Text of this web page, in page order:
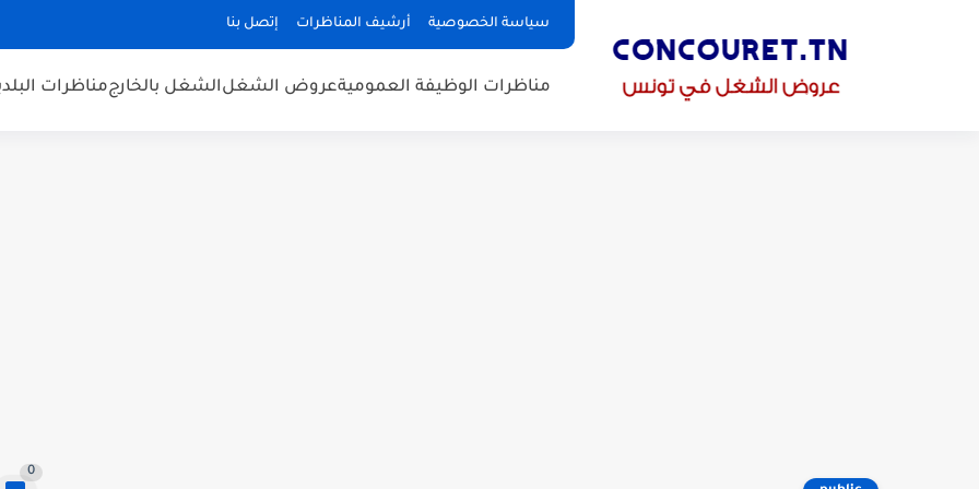
سياسة الخصوصية أرشيف المناظرات إتصل بنا
مناظرات الوظيفة العموميةعروض الشغلالشغل بالخارجمناظرات
0